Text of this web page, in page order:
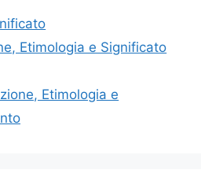
Etimologia e Significato
Etimologia e